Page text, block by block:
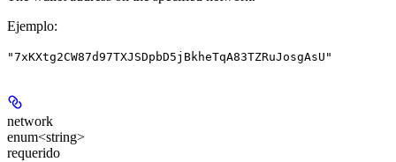
Ejemplo:
"7xKXtg2CW87d97TXJSDpbD5jBkheTqA83TZRuJosgAsU"
network
enum<string>
requerido